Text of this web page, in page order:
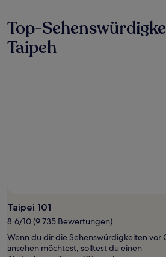
für
einen
Aufenthalt
mit
zusätzliche
Bedingungen
Top-
Taipeh
Taipei 101
8.6/10 (9.735 Bewertungen)
Wenn du dir die Sehenswürdigkeiten vor
ansehen möchtest, solltest du einen